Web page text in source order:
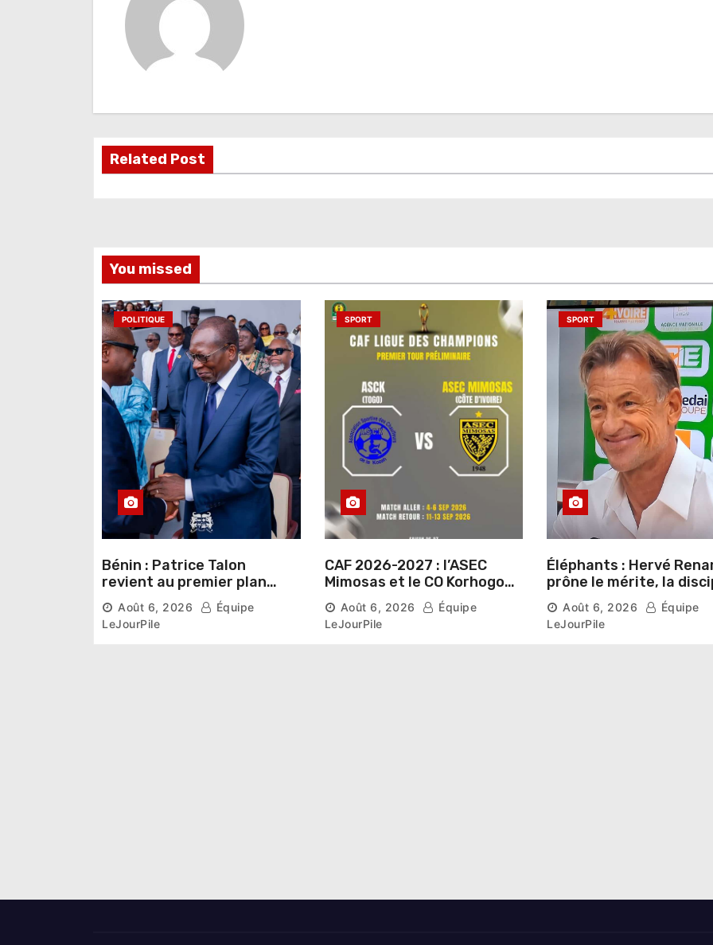
i
n
l
’
a
r
t
i
c
l
e
Related Post
You missed
POLITIQUE
Bénin : Patrice Talon
revient au premier plan
institutionnel comme
premier président du Sénat
Août 6, 2026
Équipe
LeJourPile
SPORT
CAF 2026-2027 : l’ASEC
Mimosas et le CO Korhogo
connaissent leur route vers
la phase de groupes
Août 6, 2026
Équipe
LeJourPile
SPORT
Éléphants : Hervé
prône le mérite, la
et l’esprit collectif
nouveau départ
Août 6, 2026
Équipe
LeJourPile